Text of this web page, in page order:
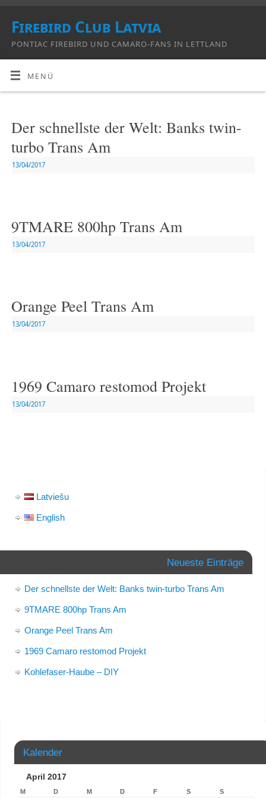
Firebird Club Latvia
PONTIAC FIREBIRD UND CAMARO-FANS IN LETTLAND
MENÜ
Der schnellste der Welt: Banks twin-
turbo Trans Am
13/04/2017
9TMARE 800hp Trans Am
13/04/2017
Orange Peel Trans Am
13/04/2017
1969 Camaro restomod Projekt
13/04/2017
Latviešu
English
Neueste Einträge
Der schnellste der Welt: Banks twin-turbo Trans Am
9TMARE 800hp Trans Am
Orange Peel Trans Am
1969 Camaro restomod Projekt
Kohlefaser-Haube – DIY
Kalender
April 2017
M D M D F S S